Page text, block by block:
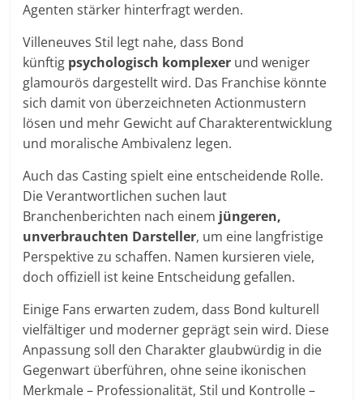
Agenten stärker hinterfragt werden.
Villeneuves Stil legt nahe, dass Bond
künftig psychologisch komplexer und weniger
glamourös dargestellt wird. Das Franchise könnte
sich damit von überzeichneten Actionmustern
lösen und mehr Gewicht auf Charakterentwicklung
und moralische Ambivalenz legen.
Auch das Casting spielt eine entscheidende Rolle.
Die Verantwortlichen suchen laut
Branchenberichten nach einem jüngeren,
unverbrauchten Darsteller, um eine langfristige
Perspektive zu schaffen. Namen kursieren viele,
doch offiziell ist keine Entscheidung gefallen.
Einige Fans erwarten zudem, dass Bond kulturell
vielfältiger und moderner geprägt sein wird. Diese
Anpassung soll den Charakter glaubwürdig in die
Gegenwart überführen, ohne seine ikonischen
Merkmale – Professionalität, Stil und Kontrolle –